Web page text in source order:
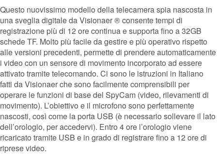
Questo nuovissimo modello della telecamera spia nascosta in
una sveglia digitale da Visionaer ® consente tempi di
registrazione più di 12 ore continua e supporta fino a 32GB
schede TF. Molto più facile da gestire e più operativo rispetto
alle versioni precedenti, permette di prendere automaticamente
i video con un sensore di movimento incorporato ad essere
attivato tramite telecomando. Ci sono le istruzioni in Italiano
fatti da Visionaer che sono facilmente comprensibili per
operare le funzioni di base del SpyCam (video, rilevamenti di
movimento). L’obiettivo e il microfono sono perfettamente
nascosti, così come la porta USB (è necessario sollevare il lato
dell’orologio, per accedervi). Entro 4 ore l’orologio viene
ricaricato tramite USB e in grado di registrare fino a 12 ore di
riprese video.